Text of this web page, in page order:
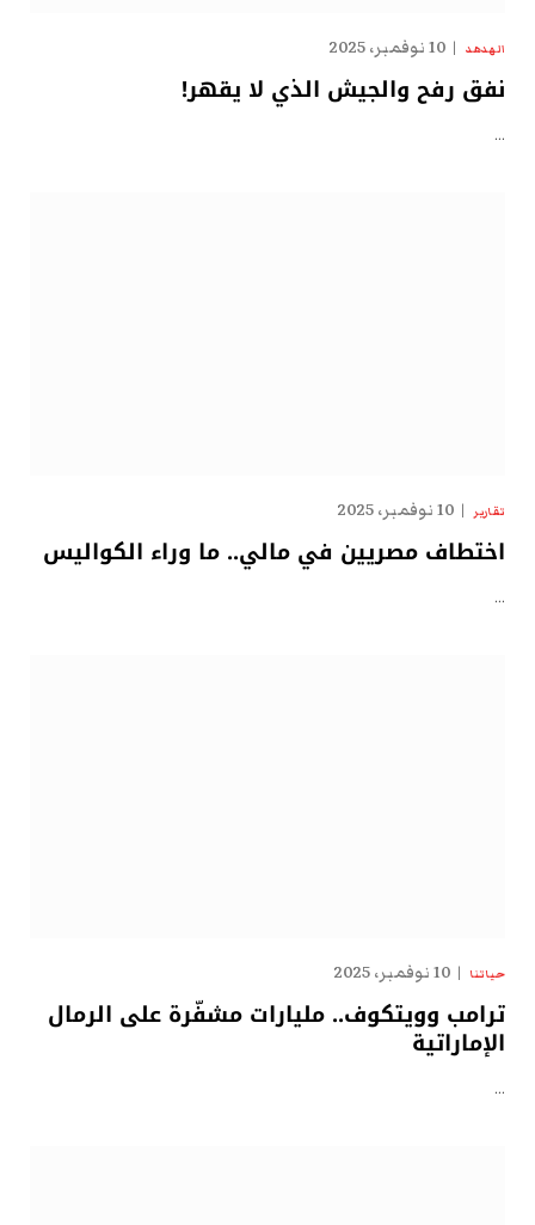
الهدهد 10 نوفمبر، 2025
نفق رفح والجيش الذي لا يقهر!
…
تقارير 10 نوفمبر، 2025
اختطاف مصريين في مالي.. ما وراء الكواليس
…
حياتنا 10 نوفمبر، 2025
ترامب وويتكوف.. مليارات مشفّرة على الرمال
الإماراتية
…